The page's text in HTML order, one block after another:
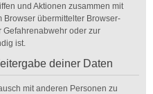
und Aktionen zusammen mit
übermittelter Browser-
Gefahrenabwehr oder zur
ist.
deiner Daten
mit anderen Personen zu